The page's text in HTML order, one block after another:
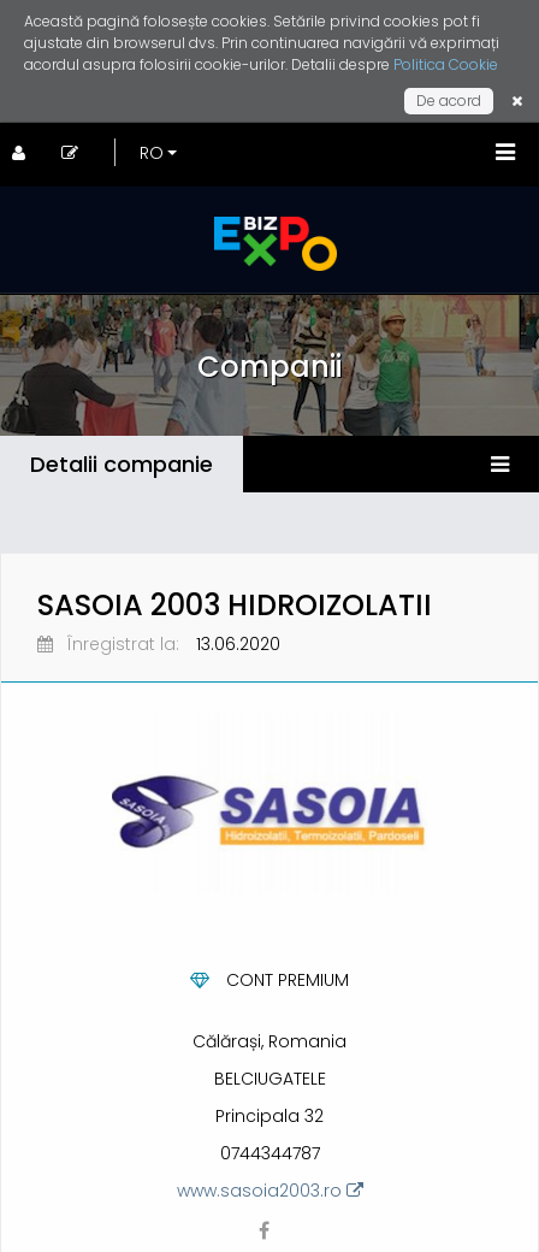
Această pagină folosește cookies. Setările privind cookies pot fi
ajustate din browserul dvs. Prin continuarea navigării vă exprimați
acordul asupra folosirii cookie-urilor. Detalii despre Politica Cookie
De acord
Companii
Detalii companie
SASOIA 2003 HIDROIZOLATII
Înregistrat la: 13.06.2020
CONT PREMIUM
Călărași, Romania
BELCIUGATELE
Principala 32
0744344787
www.sasoia2003.ro